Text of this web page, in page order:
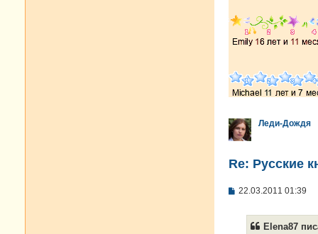
Леди-Дождя
Re: Русские
С
22.03.2011 01:39
Elena87